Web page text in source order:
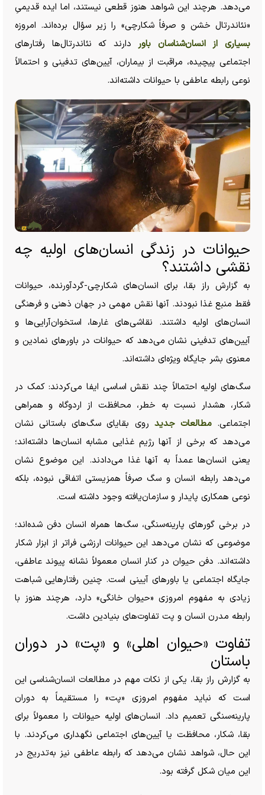
می‌دهد. هرچند این شواهد هنوز قطعی نیستند، اما ایده قدیمیِ
«نئاندرتال خشن و صرفاً شکارچی» را زیر سؤال برده‌اند. امروزه
بسیاری از انسان‌شناسان باور دارند که نئاندرتال‌ها رفتار‌های
اجتماعی پیچیده، مراقبت از بیماران، آیین‌های تدفینی و احتمالاً
نوعی رابطه عاطفی با حیوانات داشته‌اند.
حیوانات در زندگی انسان‌های اولیه چه
نقشی داشتند؟
به گزارش راز بقا، برای انسان‌های شکارچی-گردآورنده، حیوانات
فقط منبع غذا نبودند. آنها نقش مهمی در جهان ذهنی و فرهنگی
انسان‌های اولیه داشتند. نقاشی‌های غارها، استخوان‌آرایی‌ها و
آیین‌های تدفینی نشان می‌دهد که حیوانات در باور‌های نمادین و
معنوی بشر جایگاه ویژه‌ای داشته‌اند.
سگ‌های اولیه احتمالاً چند نقش اساسی ایفا می‌کردند: کمک در
شکار، هشدار نسبت به خطر، محافظت از اردوگاه و همراهی
اجتماعی.مطالعات جدید روی بقایای سگ‌های باستانی نشان
می‌دهد که برخی از آنها رژیم غذایی مشابه انسان‌ها داشته‌اند؛
یعنی انسان‌ها عمداً به آنها غذا می‌دادند. این موضوع نشان
می‌دهد رابطه انسان و سگ صرفاً همزیستی اتفاقی نبوده، بلکه
نوعی همکاری پایدار و سازمان‌یافته وجود داشته است.
در برخی گور‌های پارینه‌سنگی، سگ‌ها همراه انسان دفن شده‌اند؛
موضوعی که نشان می‌دهد این حیوانات ارزشی فراتر از ابزار شکار
داشته‌اند. دفن حیوان در کنار انسان معمولاً نشانه پیوند عاطفی،
جایگاه اجتماعی یا باور‌های آیینی است. چنین رفتار‌هایی شباهت
زیادی به مفهوم امروزی «حیوان خانگی» دارد، هرچند هنوز با
رابطه مدرن انسان و پت تفاوت‌های بنیادین داشت.
تفاوت «حیوان اهلی» و «پت» در دوران
باستان
به گزارش راز بقا، یکی از نکات مهم در مطالعات انسان‌شناسی این
است که نباید مفهوم امروزی «پت» را مستقیماً به دوران
پارینه‌سنگی تعمیم داد. انسان‌های اولیه حیوانات را معمولاً برای
بقا، شکار، محافظت یا آیین‌های اجتماعی نگهداری می‌کردند. با
این حال، شواهد نشان می‌دهد که رابطه عاطفی نیز به‌تدریج در
این میان شکل گرفته بود.